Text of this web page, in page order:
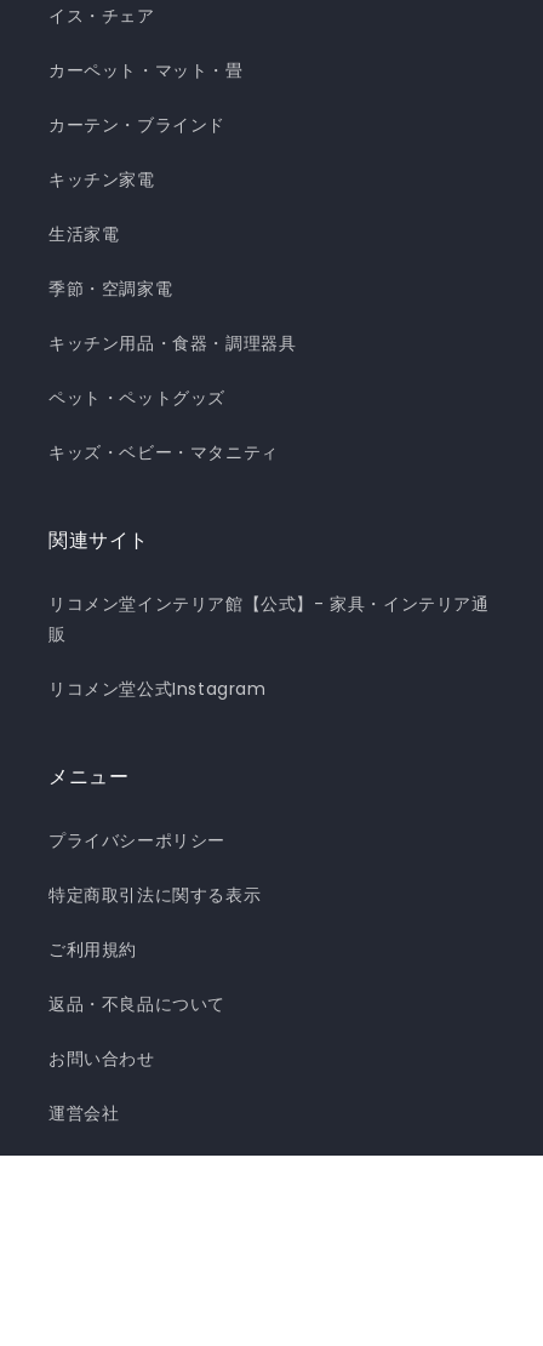
イス・チェア
カーペット・マット・畳
カーテン・ブラインド
キッチン家電
生活家電
季節・空調家電
キッチン用品・食器・調理器具
ペット・ペットグッズ
キッズ・ベビー・マタニティ
関連サイト
リコメン堂インテリア館【公式】- 家具・インテリア通
販
リコメン堂公式Instagram
メニュー
プライバシーポリシー
特定商取引法に関する表示
ご利用規約
返品・不良品について
お問い合わせ
運営会社